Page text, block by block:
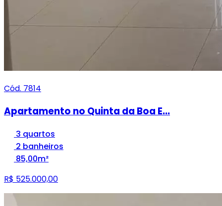
Cód. 7814
Apartamento no Quinta da Boa E...
3 quartos
2 banheiros
85,00m²
R$ 525.000,00